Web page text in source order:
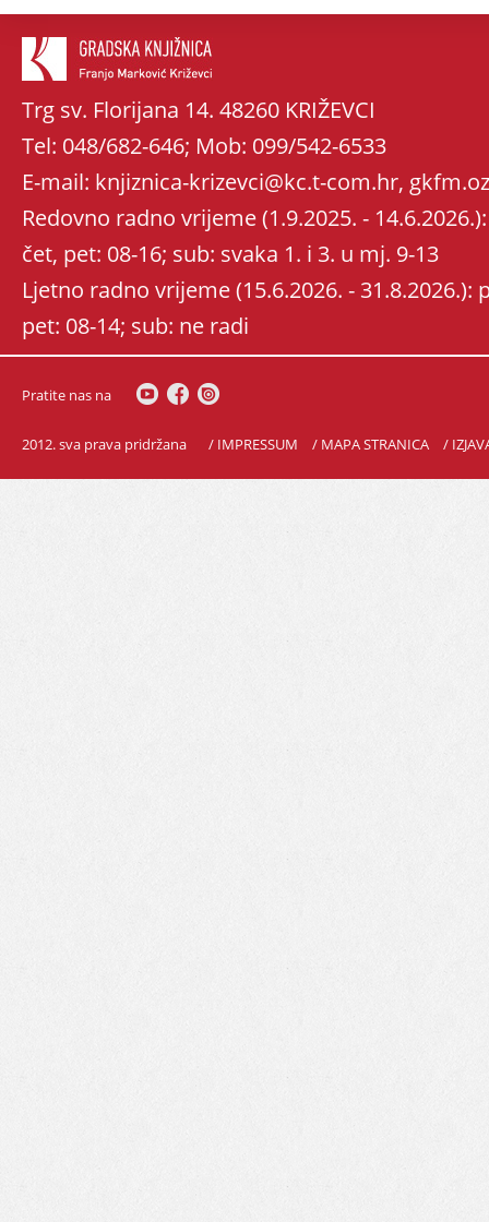
Trg sv. Florijana 14. 48260 KRIŽEVCI
Tel: 048/682-646; Mob: 099/542-6533
E-mail: knjiznica-krizevci@kc.t-com.hr,
Redovno radno vrijeme (1.9.2025. -
čet, pet: 08-16; sub: svaka 1. i 3. u mj. 9-13
Ljetno radno vrijeme (15.6.2026. - 31.8.2026.):
pet: 08-14; sub: ne radi
Pratite nas na
2012. sva prava pridržana / IMPRESSUM / MAPA STRANICA /